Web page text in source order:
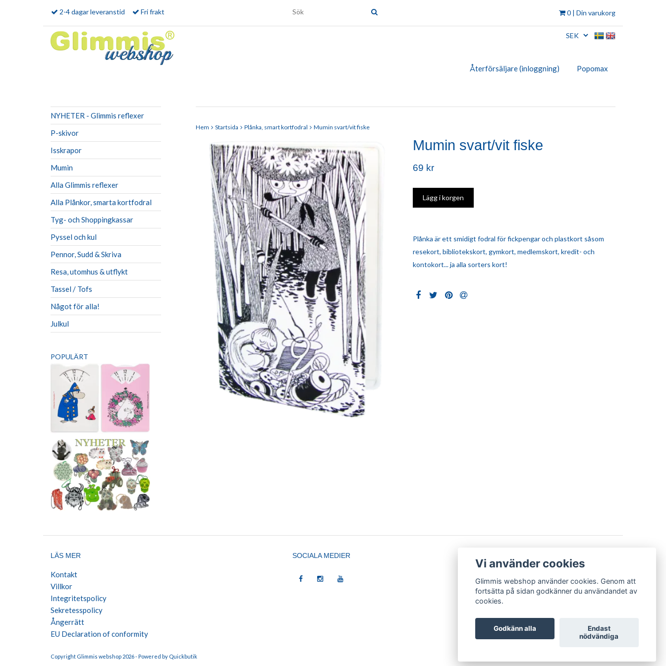
0 | Din varukorg
2-4 dagar leveranstid Fri frakt
Återförsäljare (inloggning) Popomax
NYHETER - Glimmis reflexer
P-skivor
Isskrapor
Mumin
Alla Glimmis reflexer
Alla Plånkor, smarta kortfodral
Tyg- och Shoppingkassar
Pyssel och kul
Pennor, Sudd & Skriva
Resa, utomhus & utflykt
Tassel / Tofs
Något för alla!
Julkul
POPULÄRT
Hem Startsida Plånka, smart kortfodral Mumin svart/vit fiske
Mumin svart/vit fiske
69 kr
Plånka är ett smidigt fodral för fickpengar och plastkort såsom
resekort, bibliotekskort, gymkort, medlemskort, kredit- och
kontokort... ja alla sorters kort!
LÄS MER
Kontakt
Villkor
Integritetspolicy
Sekretesspolicy
Ångerrätt
EU Declaration of conformity
SOCIALA MEDIER
Copyright Glimmis webshop 2026 -Powered by Quickbutik
Vi använder cookies
Glimmis webshop använder cookies. Genom att
fortsätta på sidan godkänner du användandet av
cookies.
Godkänn alla
Endast
nödvändiga